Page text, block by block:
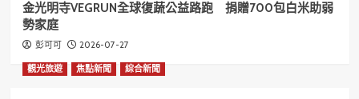
金光明寺VEGRUN全球復蔬公益路跑 捐贈700包白米助弱
勢家庭
彭可可 2026-07-27
觀光旅遊 焦點新聞 綜合新聞